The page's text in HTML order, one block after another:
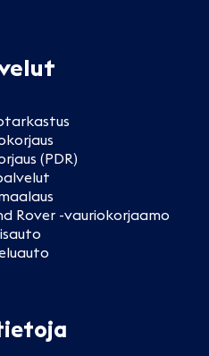
(PDR)
Rover -vauriokorjaamo